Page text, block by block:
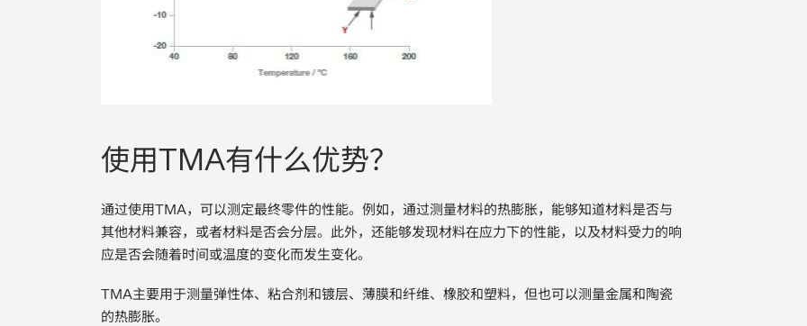
使用TMA有什么优势？
通过使用TMA，可以测定最终零件的性能。例如，通过测量材料的热膨胀，能够知道材料是否与
其他材料兼容，或者材料是否会分层。此外，还能够发现材料在应力下的性能，以及材料受力的响
应是否会随着时间或温度的变化而发生变化。
TMA主要用于测量弹性体、粘合剂和镀层、薄膜和纤维、橡胶和塑料，但也可以测量金属和陶瓷
的热膨胀。